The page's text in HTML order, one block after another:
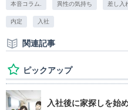
本音コラム. 異性の気持ち 差し入
内定 入社
関連記事
ピックアップ
入社後に家探しを始